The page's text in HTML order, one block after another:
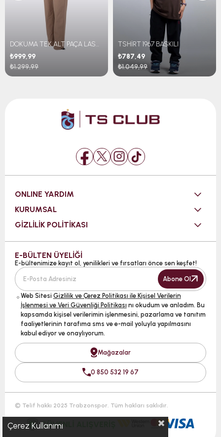
DOKUMA TEK ALT PAÇA LASTİKLİ
₺999,99
₺1.299,99
TSHİRT 1967 BASKILI
₺787,49
₺1.049,99
ONLINE YARDIM
KURUMSAL
GİZLİLİK POLİTİKASI
E-BÜLTEN ÜYELİĞİ
E-bültenimize kayıt ol, yenilikleri ve fırsatları önce sen keşfet!
Abone Ol
Web Sitesi Gizlilik ve Çerez Politikası ile Kişisel Verilerin
İşlenmesi ve Veri Güvenliği Politikası nı okudum ve anladım. Bu
kapsamda kişisel verilerimin işlenmesini, pazarlama ve tanıtım
faaliyetlerinin tarafıma sms ve e-mail yoluyla yapılmasını
kabul ediyor ve onaylıyorum.
Mağazalar
0 850 532 19 67
© Telif hakkı 2025 Trabzonspor. Tüm hakları saklıdır.
Çerez Kullanımı